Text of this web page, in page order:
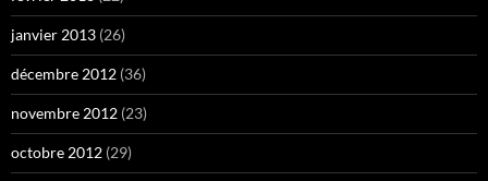
janvier 2013 (26)
décembre 2012 (36)
novembre 2012 (23)
octobre 2012 (29)